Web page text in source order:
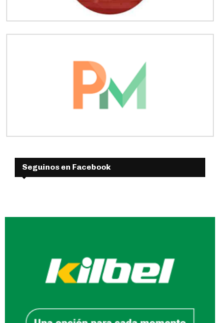
Seguinos en Facebook